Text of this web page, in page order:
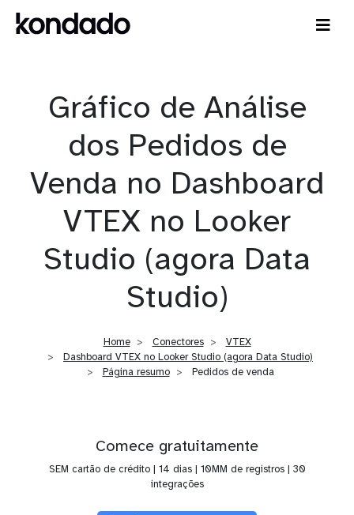
Gráfico de Análise
dos Pedidos de
Venda no Dashboard
VTEX no Looker
Studio (agora Data
Studio)
Home Conectores
VTEX
Dashboard VTEX no Looker Studio (agora Data Studio)
Página resumo
Pedidos de venda
Comece gratuitamente
SEM cartão de crédito | 14 dias | 10MM de registros | 30
integrações